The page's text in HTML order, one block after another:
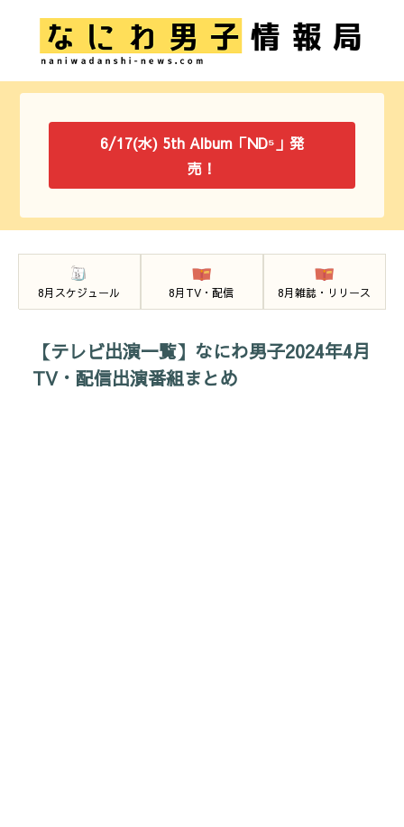
6/17(水) 5th Album「ND⁵」発
売！
8月スケジュール 8月TV・配信 8月雑誌・リリース
【テレビ出演一覧】なにわ男子2024年4月
TV・配信出演番組まとめ